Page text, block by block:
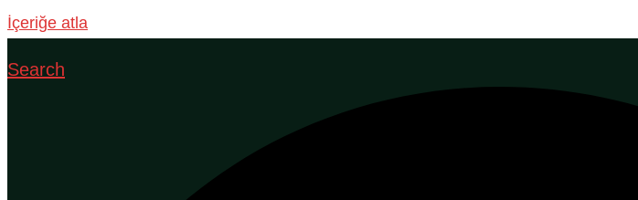
İçeriğe atla
Search